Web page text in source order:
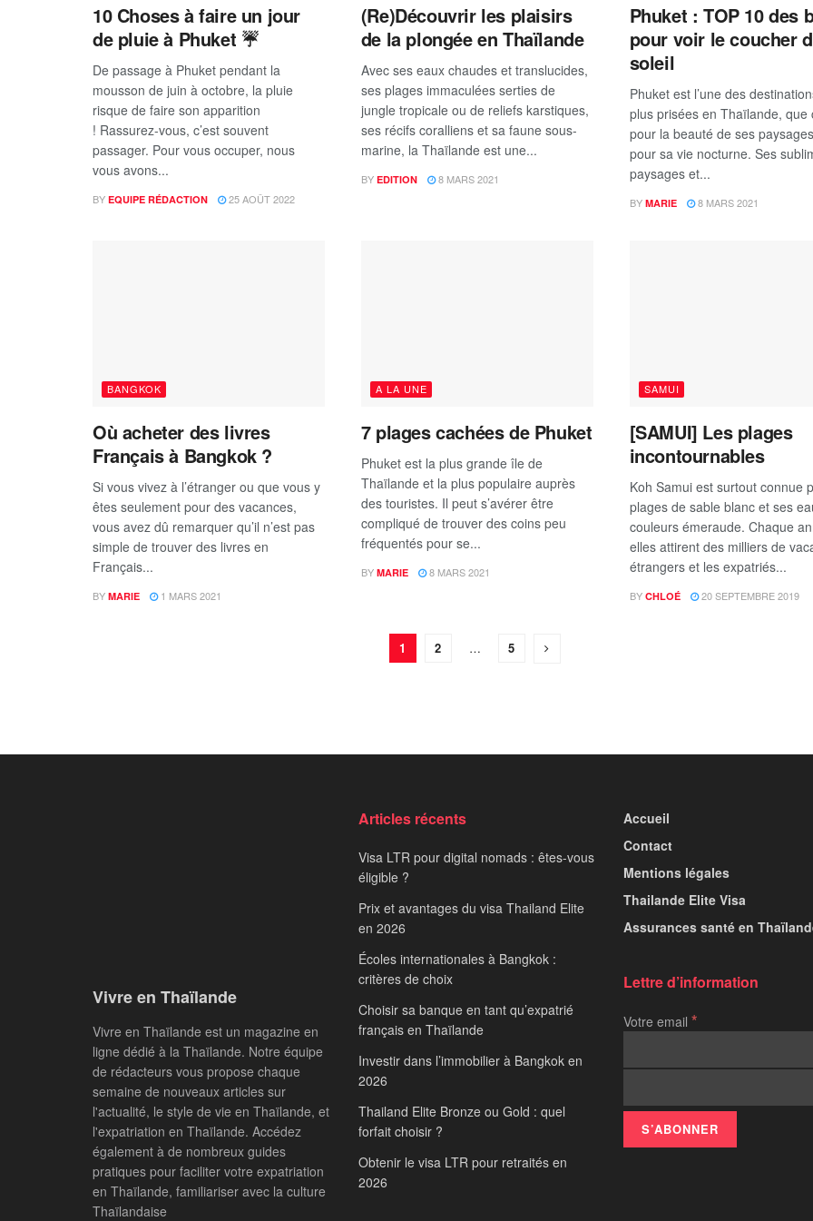
10 Choses à faire un jour
de pluie à Phuket ☔
De passage à Phuket pendant la
mousson de juin à octobre, la pluie
risque de faire son apparition
! Rassurez-vous, c’est souvent
passager. Pour vous occuper, nous
vous avons...
BY EQUIPE RÉDACTION 25 AOÛT 2022
(Re)Découvrir les plaisirs
de la plongée en Thaïlande
Avec ses eaux chaudes et translucides,
ses plages immaculées serties de
jungle tropicale ou de reliefs karstiques,
ses récifs coralliens et sa faune sous-
marine, la Thaïlande est une...
BY EDITION 8 MARS 2021
Phuket : TOP 10 des
pour voir le coucher
soleil
Phuket est l’une des
plus prisées en Thaïlande, que
pour la beauté de ses
pour sa vie nocturne. Ses
paysages et...
BY MARIE 8 MARS 2021
BANGKOK
Où acheter des livres
Français à Bangkok ?
Si vous vivez à l’étranger ou que vous y
êtes seulement pour des vacances,
vous avez dû remarquer qu’il n’est pas
simple de trouver des livres en
Français...
BY MARIE 1 MARS 2021
A LA UNE
7 plages cachées de Phuket
Phuket est la plus grande île de
Thaïlande et la plus populaire auprès
des touristes. Il peut s’avérer être
compliqué de trouver des coins peu
fréquentés pour se...
BY MARIE 8 MARS 2021
SAMUI
[SAMUI] Les plages
incontournables
Koh Samui est surtout connue
plages de sable blanc et ses
couleurs émeraude. Chaque
elles attirent des milliers de
étrangers et les expatriés...
BY CHLOÉ 20 SEPTEMBRE 2019
1 2 … 5
Vivre en Thaïlande
Vivre en Thaïlande est un magazine en
ligne dédié à la Thaïlande. Notre équipe
de rédacteurs vous propose chaque
semaine de nouveaux articles sur
l'actualité, le style de vie en Thaïlande, et
l'expatriation en Thaïlande. Accédez
également à de nombreux guides
pratiques pour faciliter votre expatriation
en Thaïlande, familiariser avec la culture
Thaïlandaise
Articles récents
Visa LTR pour digital nomads : êtes-vous
éligible ?
Prix et avantages du visa Thailand Elite
en 2026
Écoles internationales à Bangkok :
critères de choix
Choisir sa banque en tant qu’expatrié
français en Thaïlande
Investir dans l’immobilier à Bangkok en
2026
Thailand Elite Bronze ou Gold : quel
forfait choisir ?
Obtenir le visa LTR pour retraités en
2026
Accueil
Contact
Mentions légales
Thailande Elite Visa
Assurances santé en
Lettre d’information
Votre email *